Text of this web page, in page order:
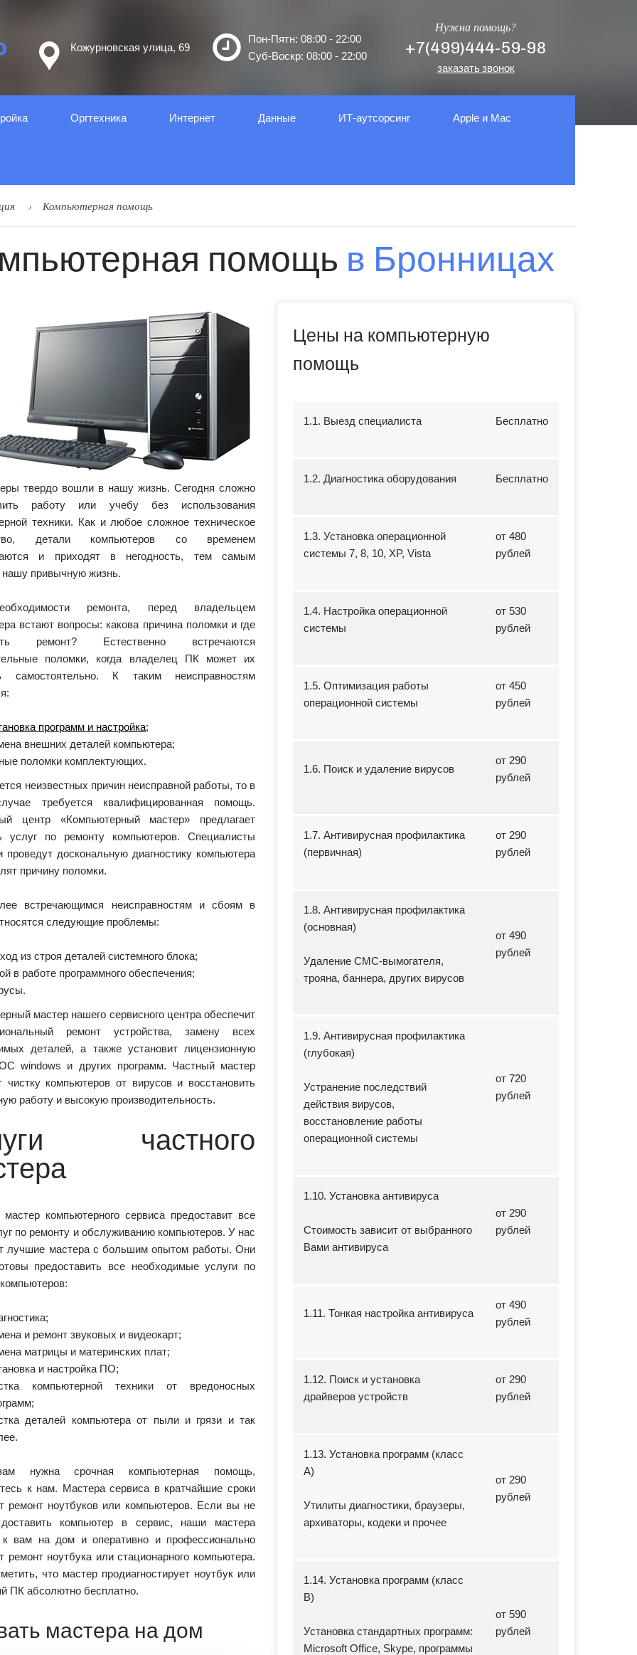
Кожурновская улица, 69
Пон-Пятн: 08:00 - 22:00
Суб-Воскр: 08:00 - 22:00
Нужна помощь?
+7(499)444-59-98
заказать звонок
Оргтеxника Интернет Данные ИТ-аутсорсинг Apple и Mac
Компьютерная помощь
помощь в Бронницах
твердо вошли в нашу жизнь. Сегодня сложно
работу или учебу без использования
техники. Как и любое сложное техническое
детали компьютеров со временем
и приходят в негодность, тем самым
привычную жизнь.
ремонта, перед владельцем
встают вопросы: какова причина поломки и где
ремонт? Естественно встречаются
поломки, когда владелец ПК может их
самостоятельно. К таким неисправностям
программ и настройка;
внешних деталей компьютера;
поломки комплектующих.
неизвестных причин неисправной работы, то в
требуется квалифицированная помощь.
центр «Компьютерный мастер» предлагает
услуг по ремонту компьютеров. Специалисты
проведут доскональную диагностику компьютера
причину поломки.
встречающимся неисправностям и сбоям в
следующие проблемы:
из строя деталей системного блока;
в работе программного обеспечения;
мастер нашего сервисного центра обеспечит
ремонт устройства, замену всех
деталей, а также установит лицензионную
windows и других программ. Частный мастер
чистку компьютеров от вирусов и восстановить
работу и высокую производительность.
частного
компьютерного сервиса предоставит все
по ремонту и обслуживанию компьютеров. У нас
лучшие мастера с большим опытом работы. Они
предоставить все необходимые услуги по
и ремонт звуковых и видеокарт;
матрицы и материнских плат;
и настройка ПО;
компьютерной техники от вредоносных
деталей компьютера от пыли и грязи и так
нужна срочная компьютерная помощь,
к нам. Мастера сервиса в кратчайшие сроки
ремонт ноутбуков или компьютеров. Если вы не
компьютер в сервис, наши мастера
к вам на дом и оперативно и профессионально
ремонт ноутбука или стационарного компьютера.
что мастер продиагностирует ноутбук или
ПК абсолютно бесплатно.
мастера на дом
Цены на компьютерную
помощь
1.1. Выезд специалиста Бесплатно
1.2. Диагностика оборудования Бесплатно
1.3. Установка операционной
системы 7, 8, 10, XP, Vista
от 480
рублей
1.4. Настройка операционной
системы
от 530
рублей
1.5. Оптимизация работы
операционной системы
от 450
рублей
1.6. Поиск и удаление вирусов
от 290
рублей
1.7. Антивирусная профилактика
(первичная)
от 290
рублей
1.8. Антивирусная профилактика
(основная)
Удаление СМС-вымогателя,
трояна, баннера, других вирусов
от 490
рублей
1.9. Антивирусная профилактика
(глубокая)
Устранение последствий
действия вирусов,
восстановление работы
операционной системы
от 720
рублей
1.10. Установка антивируса
Стоимость зависит от выбранного
Вами антивируса
от 290
рублей
1.11. Тонкая настройка антивируса
от 490
рублей
1.12. Поиск и установка
драйверов устройств
от 290
рублей
1.13. Установка программ (класс
А)
Утилиты диагностики, браузеры,
архиваторы, кодеки и прочее
от 290
рублей
1.14. Установка программ (класс
B)
Установка стандартных программ:
Microsoft Office, Skype, программы
от 590
рублей